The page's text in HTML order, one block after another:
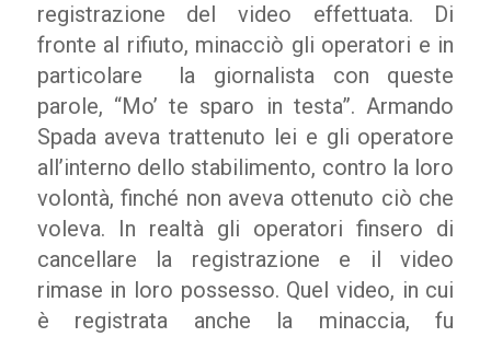
registrazione del video effettuata. Di
fronte al rifiuto, minacciò gli operatori e in
particolare la giornalista con queste
parole, “Mo’ te sparo in testa”. Armando
Spada aveva trattenuto lei e gli operatore
all’interno dello stabilimento, contro la loro
volontà, finché non aveva ottenuto ciò che
voleva. In realtà gli operatori finsero di
cancellare la registrazione e il video
rimase in loro possesso. Quel video, in cui
è registrata anche la minaccia, fu